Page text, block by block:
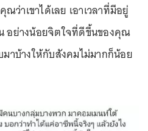
าเขาได้เลย เอาเวลาที่มีอยู่
อย่างน้อยจิตใจที่ดีขึ้นของคุณ
าบ้างให้กับสังคมไม่มากก็น้อย